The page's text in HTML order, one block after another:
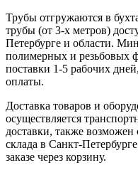
Трубы отгружаются в
трубы (от 3-х метров)
Петербурге и области.
полимерных и резьбовых
поставки 1-5 рабочих
оплаты.
Доставка товаров и
осуществляется
доставки, также возможен
склада в Санкт-
заказе через корзину.